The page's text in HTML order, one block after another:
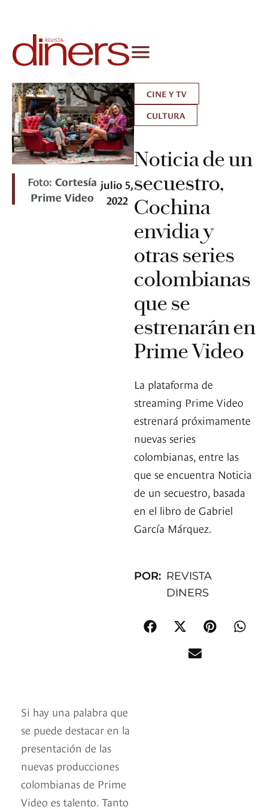
Foto: Cortesía
Prime Video
julio 5,
2022
CINE Y TV
CULTURA
Noticia de un
secuestro,
Cochina
envidia y
otras series
colombianas
que se
estrenarán en
Prime Video
La plataforma de
streaming Prime Video
estrenará próximamente
nuevas series
colombianas, entre las
que se encuentra Noticia
de un secuestro, basada
en el libro de Gabriel
García Márquez.
POR: REVISTA
DINERS
Si hay una palabra que
se puede destacar en la
presentación de las
nuevas producciones
colombianas de Prime
Video es talento. Tanto